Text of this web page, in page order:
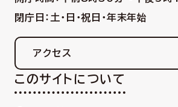
閉庁日：土・日・祝日・年末年始
アクセス
このサイトについて